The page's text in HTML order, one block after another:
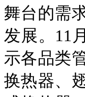
舞台的需
发展。 11
示各品类
换热器、